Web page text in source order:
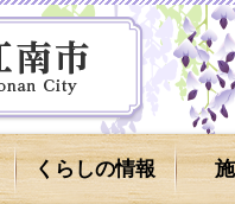
くらしの情報